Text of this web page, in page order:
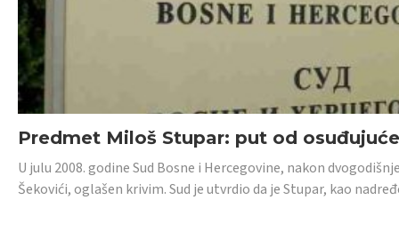
Predmet Miloš Stupar: put od
U julu 2008. godine Sud Bosne i Hercegovine, nakon
Šekovići, oglašen krivim. Sud je utvrdio da je Stupar, kao